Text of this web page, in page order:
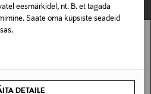
eesmärkidel, nt. B. et tagada
Saate oma küpsiste seadeid
DETAILE
LIEWOOD
Pehme mänguasi Fifi Teddy 53 cm
riigis saadaval.